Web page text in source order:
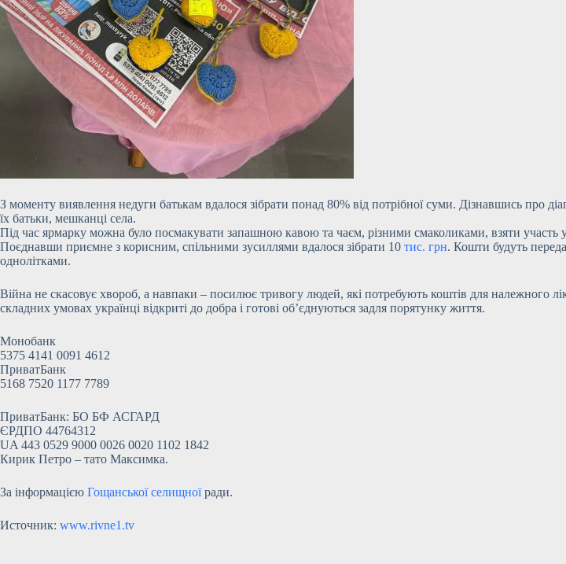
З моменту виявлення недуги батькам вдалося зібрати понад 80% від потрібної суми. Дізнавшись про
їх батьки, мешканці села.
Під час ярмарку можна було посмакувати запашною кавою та чаєм, різними смаколиками, взяти участь у
Поєднавши приємне з корисним, спільними зусиллями вдалося зібрати 10 тис. грн. Кошти будуть
однолітками.
Війна не скасовує хвороб, а навпаки – посилює тривогу людей, які потребують коштів для належного
складних умовах українці відкриті до добра і готові об’єднуються задля порятунку життя.
Монобанк
5375 4141 0091 4612
ПриватБанк
5168 7520 1177 7789
ПриватБанк: БО БФ АСГАРД
ЄРДПО 44764312
UA 443 0529 9000 0026 0020 1102 1842
Кирик Петро – тато Максимка.
За інформацією Гощанської селищноїради.
Источник: www.rivne1.tv